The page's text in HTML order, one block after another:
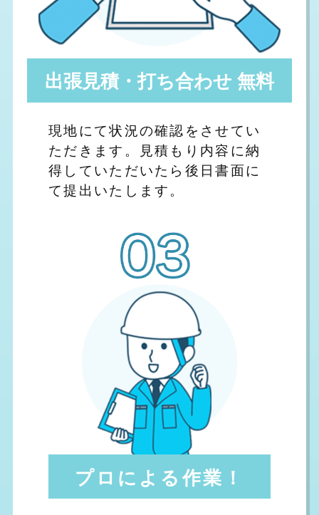
出張見積・打ち合わせ 無料
現地にて状況の確認をさせてい
ただきます。見積もり内容に納
得していただいたら後日書面に
て提出いたします。
プロによる作業！